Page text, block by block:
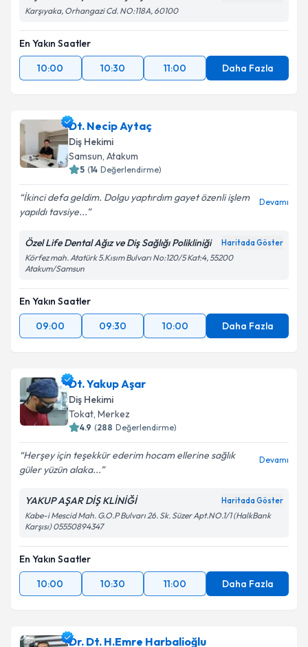
Karşıyaka, Orhangazi Cd. NO:118A, 60100
En Yakın Saatler
10:00
10:30 11:00 Daha Fazla
Dt. Necip Aytaç
Diş Hekimi
Samsun, Atakum
5 (14 Değerlendirme)
İkinci defa geldim. Dolgu yaptırdım gayet özenli işlem
yapıldı tavsiye...
Devamı
Özel Life Dental Ağız ve Diş Sağlığı Polikliniği Haritada Göster
Körfez mah. Atatürk 5.Kısım Bulvarı No:120/5 Kat:4, 55200
Atakum/Samsun
En Yakın Saatler
09:00
09:30 10:00 Daha Fazla
Dt. Yakup Aşar
Diş Hekimi
Tokat, Merkez
4.9 (288 Değerlendirme)
Herşey için teşekkür ederim hocam ellerine sağlık
güler yüzün alaka...
Devamı
YAKUP AŞAR DİŞ KLİNİĞİ Haritada Göster
Kabe-i Mescid Mah. G.O.P Bulvarı 26. Sk. Süzer Apt.NO.1/1 (HalkBank
Karşısı) 05550894347
En Yakın Saatler
10:00
10:30 11:00 Daha Fazla
Dr. Dt. H.Emre Harbalioğlu